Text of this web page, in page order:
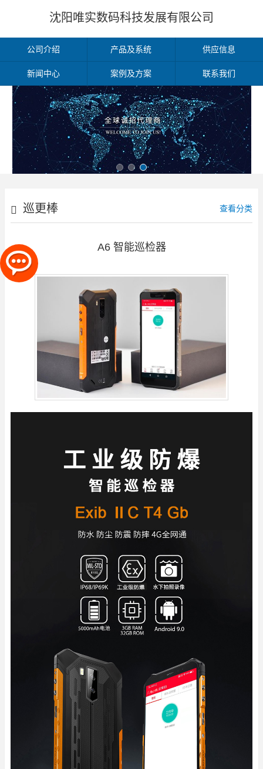
沈阳唯实数码科技发展有限公司
公司介绍 产品及系统 供应信息
新闻中心 案例及方案 联系我们
巡更棒 查看分类
A6 智能巡检器